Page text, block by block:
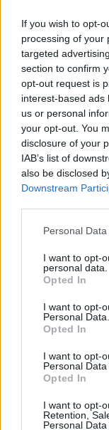
If you wish to opt-
processing of your
targeted
section to confirm
opt-out request is
interest-based ads
us or personal
your opt-out. You
disclosure of your
IAB’s list of
also be disclosed
Downstream
Personal
I want to opt-
personal data.
Opted In
I want to opt-
Personal Data.
Opted In
I want to opt-
Personal Data
Opted In
I want to opt-
Retention,
Personal
Apie
G. Ramsay
sujaudino
„Aš valandą
skaitė. Tai
Ji buvo
Susiję